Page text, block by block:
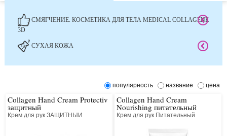
СМЯГЧЕНИЕ. КОСМЕТИКА ДЛЯ ТЕЛА MEDICAL COLLAGENE
3D
СУХАЯ КОЖА
популярность название цена
Collagen Hand Cream Protectiv
защитный
Крем для рук ЗАЩИТНЫЙ
Collagen Hand Cream
Nourishing питательный
Крем для рук Питательный